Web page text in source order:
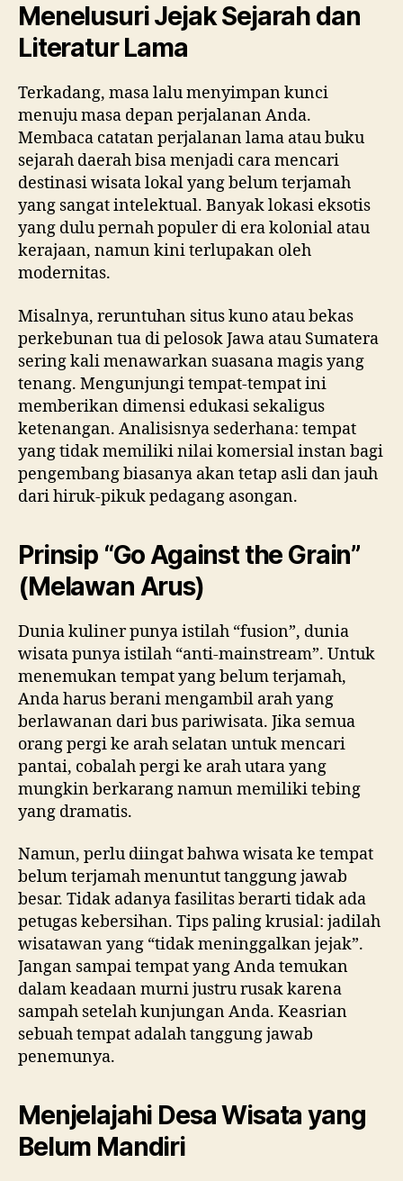
Menelusuri Jejak Sejarah dan
Literatur Lama
Terkadang, masa lalu menyimpan kunci
menuju masa depan perjalanan Anda.
Membaca catatan perjalanan lama atau buku
sejarah daerah bisa menjadi cara mencari
destinasi wisata lokal yang belum terjamah
yang sangat intelektual. Banyak lokasi eksotis
yang dulu pernah populer di era kolonial atau
kerajaan, namun kini terlupakan oleh
modernitas.
Misalnya, reruntuhan situs kuno atau bekas
perkebunan tua di pelosok Jawa atau Sumatera
sering kali menawarkan suasana magis yang
tenang. Mengunjungi tempat-tempat ini
memberikan dimensi edukasi sekaligus
ketenangan. Analisisnya sederhana: tempat
yang tidak memiliki nilai komersial instan bagi
pengembang biasanya akan tetap asli dan jauh
dari hiruk-pikuk pedagang asongan.
Prinsip “Go Against the Grain”
(Melawan Arus)
Dunia kuliner punya istilah “fusion”, dunia
wisata punya istilah “anti-mainstream”. Untuk
menemukan tempat yang belum terjamah,
Anda harus berani mengambil arah yang
berlawanan dari bus pariwisata. Jika semua
orang pergi ke arah selatan untuk mencari
pantai, cobalah pergi ke arah utara yang
mungkin berkarang namun memiliki tebing
yang dramatis.
Namun, perlu diingat bahwa wisata ke tempat
belum terjamah menuntut tanggung jawab
besar. Tidak adanya fasilitas berarti tidak ada
petugas kebersihan. Tips paling krusial: jadilah
wisatawan yang “tidak meninggalkan jejak”.
Jangan sampai tempat yang Anda temukan
dalam keadaan murni justru rusak karena
sampah setelah kunjungan Anda. Keasrian
sebuah tempat adalah tanggung jawab
penemunya.
Menjelajahi Desa Wisata yang
Belum Mandiri